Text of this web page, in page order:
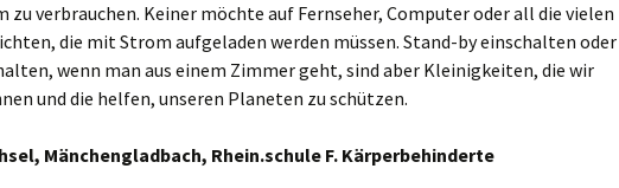
Neuss
Niederkrüchten
Radevormwald
zu verbrauchen. Keiner möchte auf Fernseher, Computer oder all die vielen
die mit Strom aufgeladen werden müssen. Stand-by einschalten oder
wenn man aus einem Zimmer geht, sind aber Kleinigkeiten, die wir
und die helfen, unseren Planeten zu schützen.
Mänchengladbach, Rhein.schule F. Kärperbehinderte